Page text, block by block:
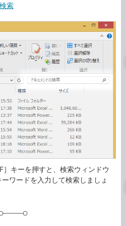
検索
キーを押すと、検索ウィンドウ
ワードを入力して検索しましょ